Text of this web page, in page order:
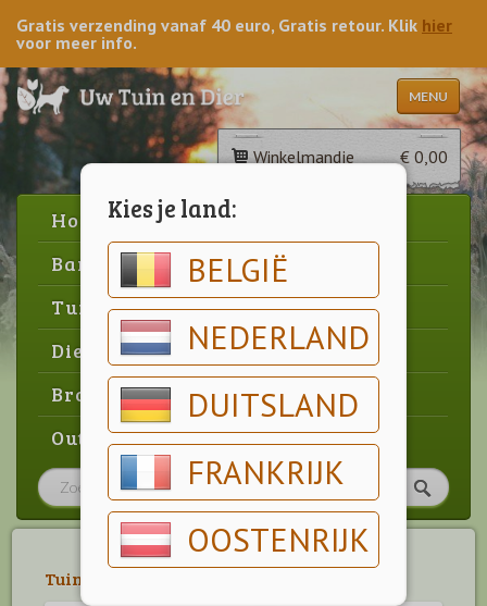
Kies je land:
BELGIË
NEDERLAND
DUITSLAND
FRANKRIJK
OOSTENRIJK
Gratis verzending vanaf 40 euro, Gratis retour. Klik hier
voor meer info.
MENU
Winkelmandje € 0,00
Home
Barbecue
Tuin
Dier
Brood & gebak
Outlet
Tuin